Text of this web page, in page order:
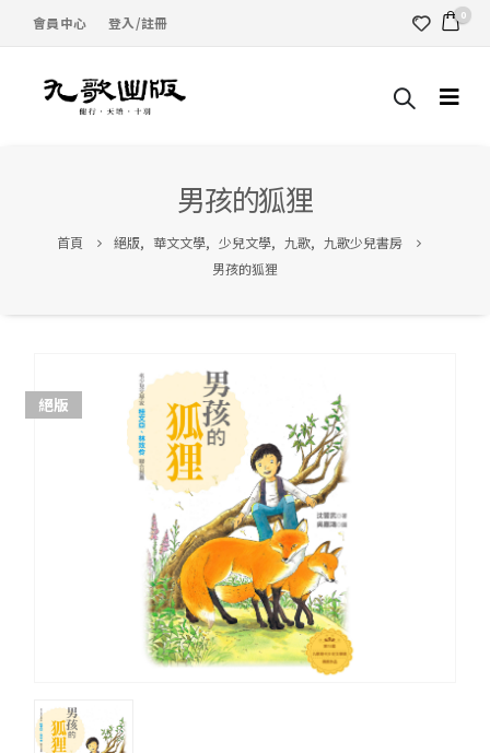
會員中心 登入/註冊 0
男孩的狐狸
首頁 絕版, 華文文學, 少兒文學, 九歌, 九歌少兒書房
男孩的狐狸
絕版